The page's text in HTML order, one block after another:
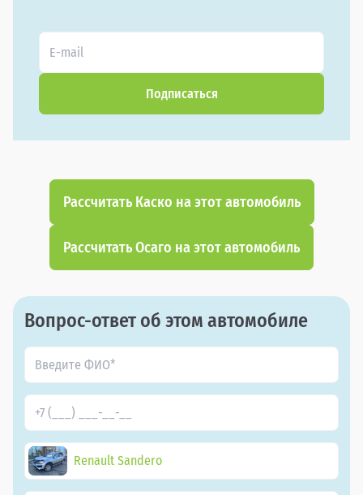
Подписаться
Рассчитать Каско на этот автомобиль
Рассчитать Осаго на этот автомобиль
Вопрос-ответ об этом автомобиле
Renault Sandero